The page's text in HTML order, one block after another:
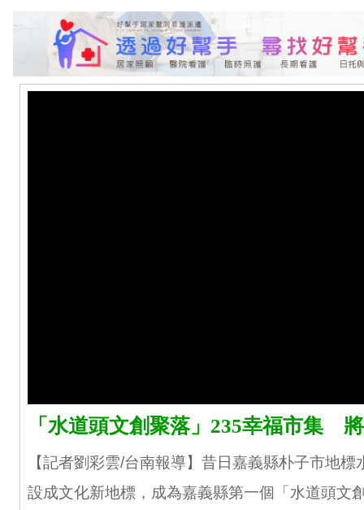
「水道頭文創聚落」235幸福市集
【記者劉彩雲/台南報導】昔日嘉義縣朴子市地
設成文化新地標，成為嘉義縣第一個「水道頭文